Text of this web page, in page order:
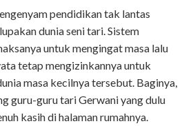
pendidikan tak lantas
dunia seni tari. Sistem
untuk mengingat masa lalu
tetap mengizinkannya untuk
masa kecilnya tersebut. Baginya,
guru-guru tari Gerwani yang dulu
kasih di halaman rumahnya.